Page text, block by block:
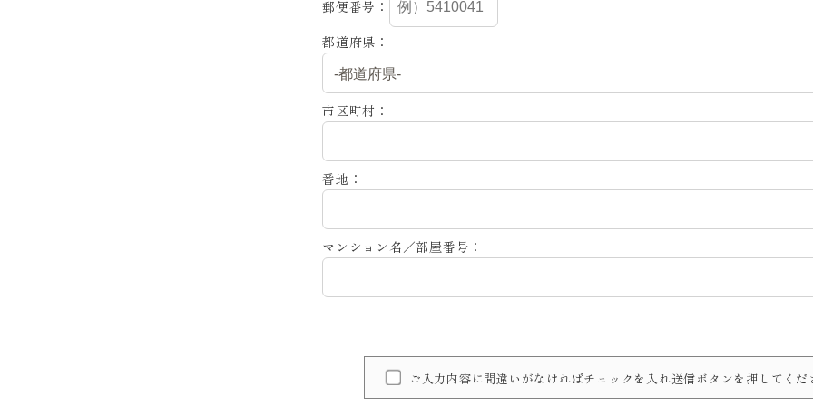
郵便番号：
都道府県：
市区町村：
番地：
マンション名／部屋番号：
ご入力内容に間違いがなければチェックを入れ送信ボタンを押してくだ